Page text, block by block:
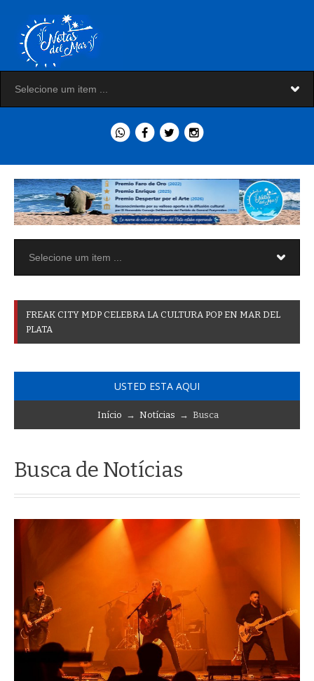
FREAK CITY MDP CELEBRA LA CULTURA POP EN MAR DEL
PLATA
USTED ESTA AQUI
Início → Notícias → Busca
Busca de Notícias